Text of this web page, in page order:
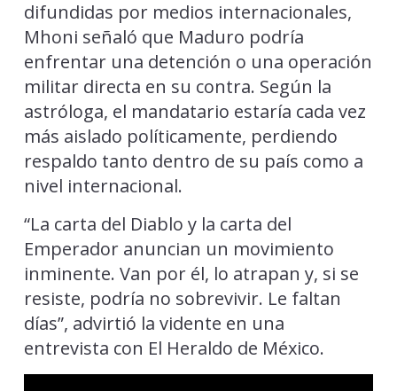
difundidas por medios internacionales,
Mhoni señaló que Maduro podría
enfrentar una detención o una operación
militar directa en su contra. Según la
astróloga, el mandatario estaría cada vez
más aislado políticamente, perdiendo
respaldo tanto dentro de su país como a
nivel internacional.
“La carta del Diablo y la carta del
Emperador anuncian un movimiento
inminente. Van por él, lo atrapan y, si se
resiste, podría no sobrevivir. Le faltan
días”, advirtió la vidente en una
entrevista con El Heraldo de México.